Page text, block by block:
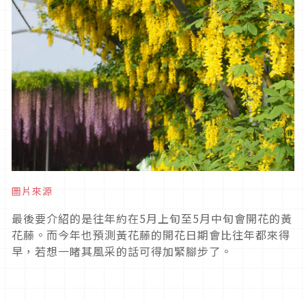
圖片來源
最後要介紹的是往年約在5月上旬至5月中旬會開花的黃
花藤。而今年也預測黃花藤的開花日期會比往年都來得
早，若想一睹其風采的話可得加緊腳步了。